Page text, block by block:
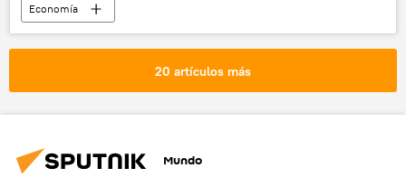
Economía
Organización Mundial del Comercio (OMC)
Unión Europea (UE)
carne de cerdo
📈 Mercados y finanzas
20 artículos más
Mundo